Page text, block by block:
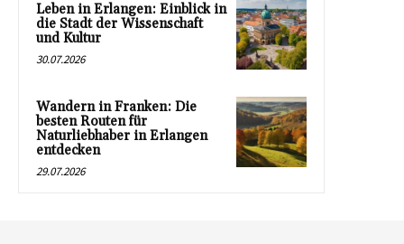
Leben in Erlangen: Einblick in
die Stadt der Wissenschaft
und Kultur
30.07.2026
Wandern in Franken: Die
besten Routen für
Naturliebhaber in Erlangen
entdecken
29.07.2026